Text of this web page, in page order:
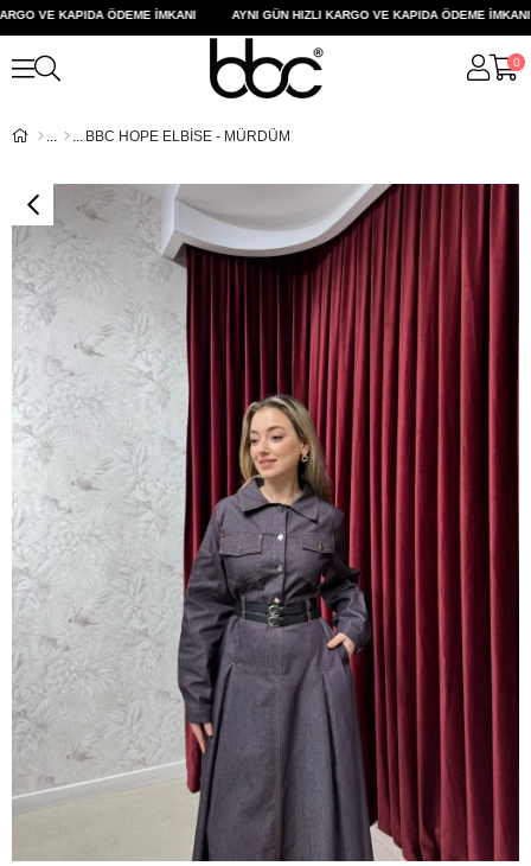
VE KAPIDA ÖDEME İMKANI AYNI GÜN HIZLI KARGO VE KAPIDA ÖDEME İMKANI
0
BBC HOPE ELBİSE - MÜRDÜM